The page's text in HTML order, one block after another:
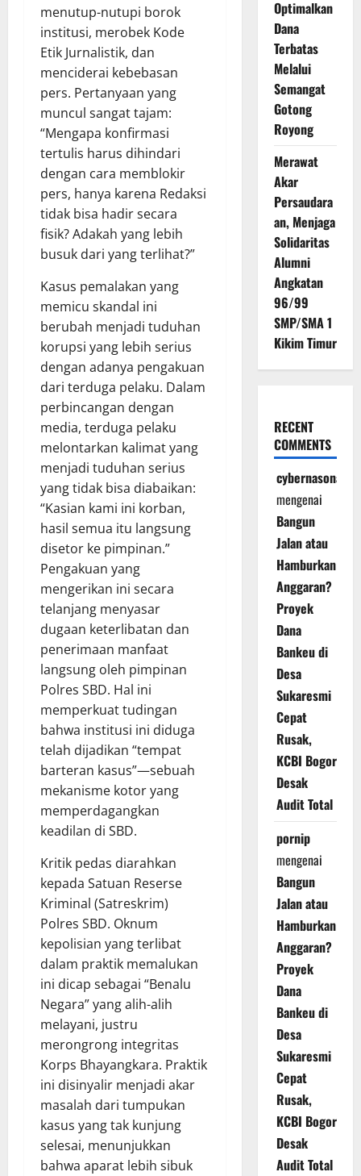
menutup-nutupi borok
institusi, merobek Kode
Etik Jurnalistik, dan
menciderai kebebasan
pers. Pertanyaan yang
muncul sangat tajam:
“Mengapa konfirmasi
tertulis harus dihindari
dengan cara memblokir
pers, hanya karena Redaksi
tidak bisa hadir secara
fisik? Adakah yang lebih
busuk dari yang terlihat?”
Kasus pemalakan yang
memicu skandal ini
berubah menjadi tuduhan
korupsi yang lebih serius
dengan adanya pengakuan
dari terduga pelaku. Dalam
perbincangan dengan
media, terduga pelaku
melontarkan kalimat yang
menjadi tuduhan serius
yang tidak bisa diabaikan:
“Kasian kami ini korban,
hasil semua itu langsung
disetor ke pimpinan.”
Pengakuan yang
mengerikan ini secara
telanjang menyasar
dugaan keterlibatan dan
penerimaan manfaat
langsung oleh pimpinan
Polres SBD. Hal ini
memperkuat tudingan
bahwa institusi ini diduga
telah dijadikan “tempat
barteran kasus”—sebuah
mekanisme kotor yang
memperdagangkan
keadilan di SBD.
Kritik pedas diarahkan
kepada Satuan Reserse
Kriminal (Satreskrim)
Polres SBD. Oknum
kepolisian yang terlibat
dalam praktik memalukan
ini dicap sebagai “Benalu
Negara” yang alih-alih
melayani, justru
merongrong integritas
Korps Bhayangkara. Praktik
ini disinyalir menjadi akar
masalah dari tumpukan
kasus yang tak kunjung
selesai, menunjukkan
bahwa aparat lebih sibuk
Optimalkan
Dana
Terbatas
Melalui
Semangat
Gotong
Royong
Merawat
Akar
Persaudara
an, Menjaga
Solidaritas
Alumni
Angkatan
96/99
SMP/SMA 1
Kikim Timur
RECENT
COMMENTS
cybernasonal
mengenai
Bangun
Jalan atau
Hamburkan
Anggaran?
Proyek
Dana
Bankeu di
Desa
Sukaresmi
Cepat
Rusak,
KCBI Bogor
Desak
Audit Total
pornip
mengenai
Bangun
Jalan atau
Hamburkan
Anggaran?
Proyek
Dana
Bankeu di
Desa
Sukaresmi
Cepat
Rusak,
KCBI Bogor
Desak
Audit Total